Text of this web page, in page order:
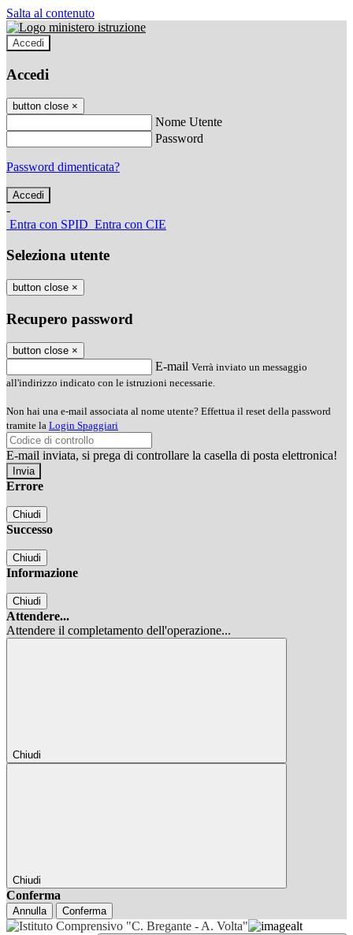
Salta al contenuto
Accedi
Accedi
button close ×
Nome Utente
Password
Password dimenticata?
-
Entra con SPID Entra con CIE
Seleziona utente
button close ×
Recupero password
button close ×
E-mail Verrà inviato un messaggio
all'indirizzo indicato con le istruzioni necessarie.
Non hai una e-mail associata al nome utente? Effettua il reset della password
tramite la Login Spaggiari
E-mail inviata, si prega di controllare la casella di posta elettronica!
Errore
Chiudi
Successo
Chiudi
Informazione
Chiudi
Attendere...
Attendere il completamento dell'operazione...
Chiudi
Chiudi
Conferma
Annulla Conferma